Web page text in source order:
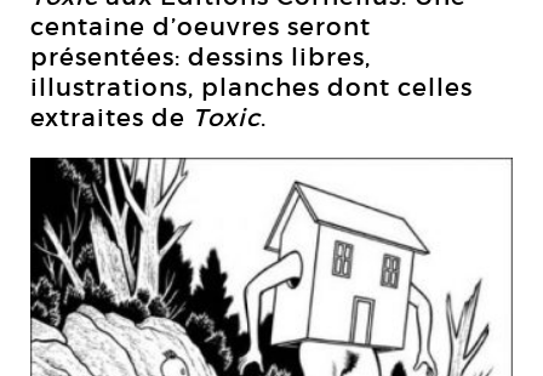
centaine d’oeuvres seront
présentées: dessins libres,
illustrations, planches dont celles
extraites de Toxic.